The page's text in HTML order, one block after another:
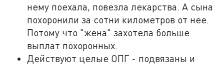
нему поехала, повезла лекарства. А сына
похоронили за сотни километров от нее.
Потому что "жена" захотела больше
выплат похоронных.
Действуют целые ОПГ - подвязаны и